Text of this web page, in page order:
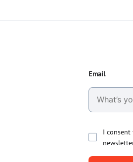
Email
I